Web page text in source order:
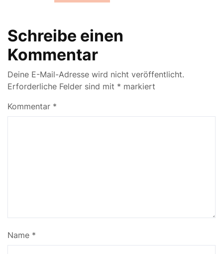
Schreibe einen
Kommentar
Deine E-Mail-Adresse wird nicht veröffentlicht.
Erforderliche Felder sind mit * markiert
Kommentar *
Name *